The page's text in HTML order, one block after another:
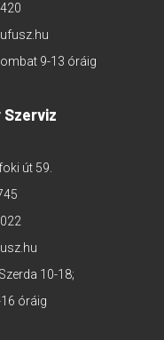
9-13 óráig
út 59.
10-18;
óráig